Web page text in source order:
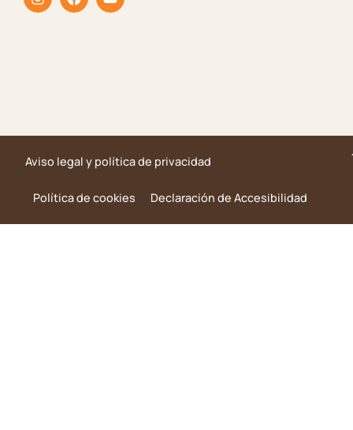
Aviso legal y política de privacidad
Política de cookies Declaración de Accesibilidad